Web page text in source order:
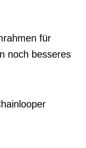
für
noch besseres